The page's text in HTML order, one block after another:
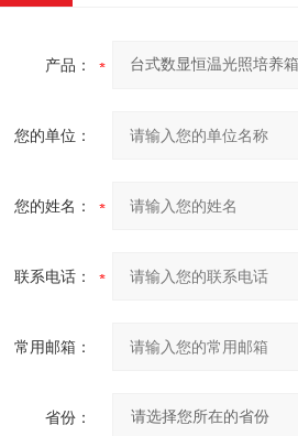
产品：
您的单位：
您的姓名：
联系电话：
常用邮箱：
省份：